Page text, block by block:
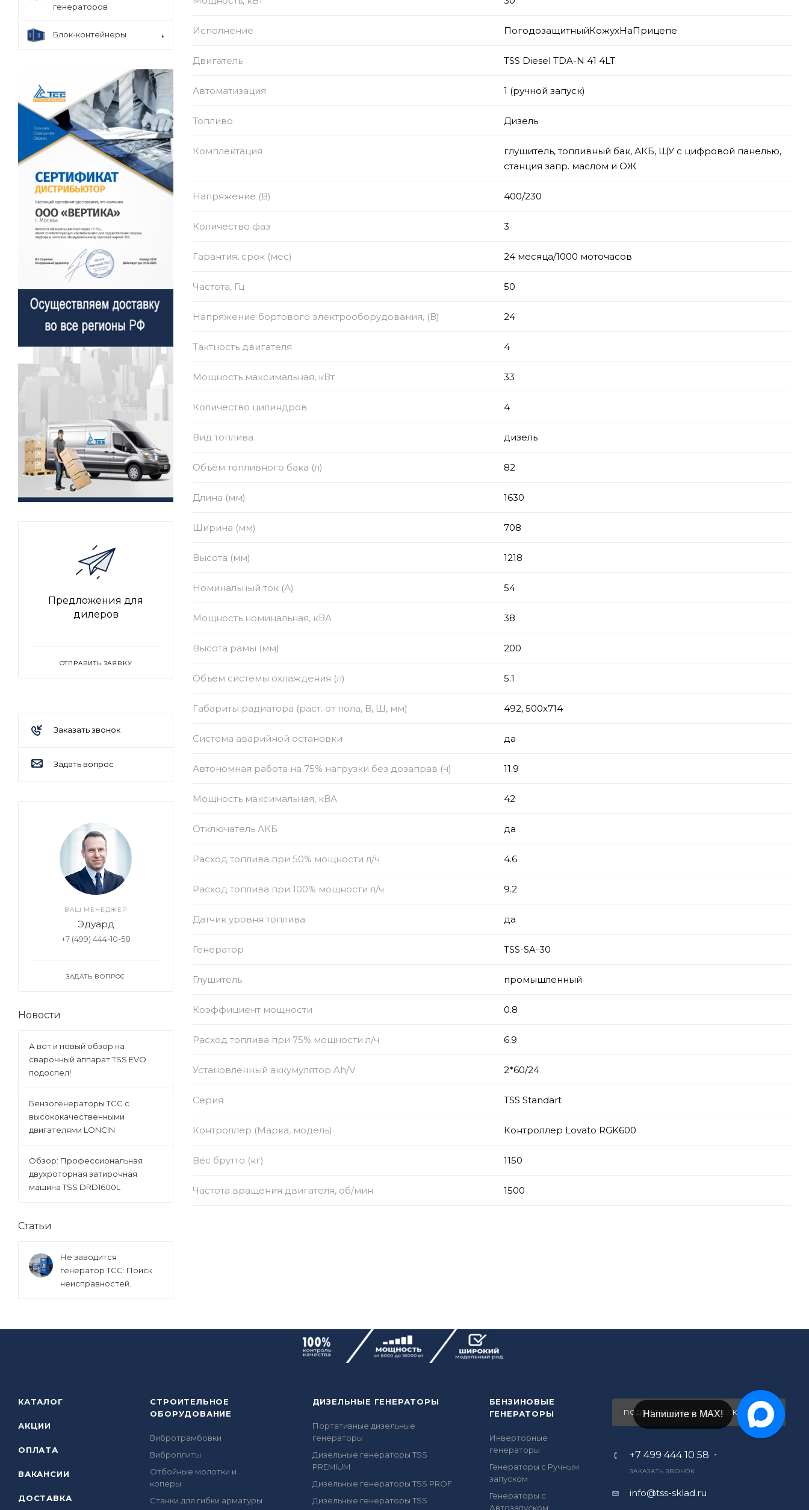
Исполнение ПогодозащитныйКожухНаПрицепе
Двигатель TSS Diesel TDA-N 41 4LT
Автоматизация 1 (ручной запуск)
Топливо Дизель
Комплектация
глушитель, топливный бак, АКБ, ЩУ с цифровой панелью,
станция запр. маслом и ОЖ
Напряжение (В) 400/230
Количество фаз 3
Гарантия, срок (мес) 24 месяца/1000 моточасов
Частота, Гц 50
Напряжение бортового электрооборудования, (В) 24
Тактность двигателя 4
Мощность максимальная, кВт 33
Количество цилиндров 4
Вид топлива дизель
Объём топливного бака (л) 82
Длина (мм) 1630
Ширина (мм) 708
Высота (мм) 1218
Номинальный ток (А) 54
Мощность номинальная, кВА 38
Высота рамы (мм) 200
Объём системы охлаждения (л) 5.1
Габариты радиатора (раст. от пола, В, Ш, мм) 492, 500х714
Система аварийной остановки да
Автономная работа на 75% нагрузки без дозаправ (ч) 11.9
Мощность максимальная, кВА 42
Отключатель АКБ да
Расход топлива при 50% мощности л/ч 4.6
Расход топлива при 100% мощности л/ч 9.2
Датчик уровня топлива да
Генератор TSS-SA-30
Глушитель промышленный
Коэффициент мощности 0.8
Расход топлива при 75% мощности л/ч 6.9
Установленный аккумулятор Ah/V 2*60/24
Серия TSS Standart
Контроллер (Марка, модель) Контроллер Lovato RGK600
Вес брутто (кг) 1150
Частота вращения двигателя, об/мин 1500
генераторов
Блок-контейнеры
Предложения для
дилеров
ОТПРАВИТЬ ЗАЯВКУ
Заказать звонок
Задать вопрос
ВАШ МЕНЕДЖЕР
Эдуард
+7 (499) 444-10-58
ЗАДАТЬ ВОПРОС
Новости
А вот и новый обзор на
сварочный аппарат TSS EVO
подоспел!
Бензогенераторы ТСС с
высококачественными
двигателями LONCIN
Обзор: Профессиональная
двухроторная затирочная
машина TSS DRD1600L
Статьи
Не заводится
генератор ТСС: Поиск
неисправностей.
КАТАЛОГ
АКЦИИ
ОПЛАТА
ВАКАНСИИ
ДОСТАВКА
СТРОИТЕЛЬНОЕ
ОБОРУДОВАНИЕ
Вибротрамбовки
Виброплиты
Отбойные молотки и
коперы
Станки для гибки арматуры
ДИЗЕЛЬНЫЕ ГЕНЕРАТОРЫ
Портативные дизельные
генераторы
Дизельные генераторы TSS
PREMIUM
Дизельные генераторы TSS PROF
Дизельные генераторы TSS
БЕНЗИНОВЫЕ
ГЕНЕРАТОРЫ
Инверторные
генераторы
Генераторы с Ручным
запуском
Генераторы с
Автозапуском
ПОДПИСАТЬСЯ НА РАССЫЛКУ
+7 499 444 10 58
ЗАКАЗАТЬ ЗВОНОК
info@tss-sklad.ru
Напишите в Telegram!